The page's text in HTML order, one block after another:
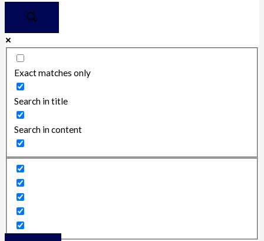
Exact matches only
Search in title
Search in content